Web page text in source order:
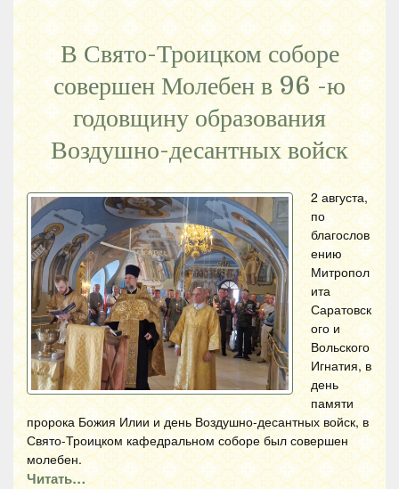
В Свято-Троицком соборе
совершен Молебен в 96 -ю
годовщину образования
Воздушно-десантных войск
2 августа,
по
благослов
ению
Митропол
ита
Саратовск
ого и
Вольского
Игнатия, в
день
памяти
пророка Божия Илии и день Воздушно-десантных войск, в
Свято-Троицком кафедральном соборе был совершен
молебен.
Читать…